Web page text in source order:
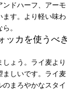
ンドハーフ、アーモ
ます。より軽い味わ
。
ッカを使うべき
ょう。ライ麦より
ましいです。ライ麦
まろやかなスタイ